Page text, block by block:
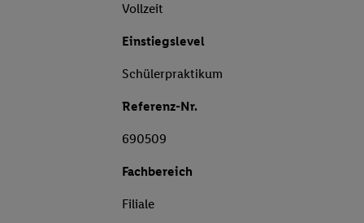
Vollzeit
Einstiegslevel
Schülerpraktikum
Referenz-Nr.
690509
Fachbereich
Filiale